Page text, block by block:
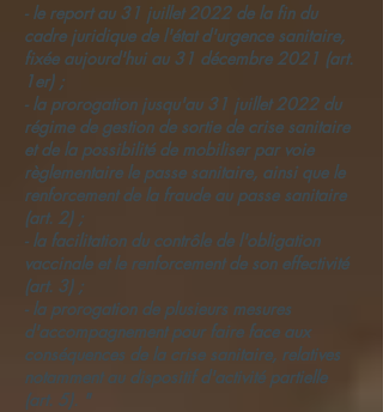
- le report au 31 juillet 2022 de la fin du
cadre juridique de l'état d'urgence sanitaire,
fixée aujourd'hui au 31 décembre 2021 (art.
1er) ;
- la prorogation jusqu'au 31 juillet 2022 du
régime de gestion de sortie de crise sanitaire
et de la possibilité de mobiliser par voie
règlementaire le passe sanitaire, ainsi que le
renforcement de la fraude au passe sanitaire
(art. 2) ;
- la facilitation du contrôle de l'obligation
vaccinale et le renforcement de son effectivité
(art. 3) ;
- la prorogation de plusieurs mesures
d'accompagnement pour faire face aux
conséquences de la crise sanitaire, relatives
notamment au dispositif d'activité partielle
(art. 5). "